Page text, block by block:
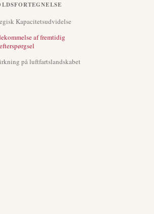
Kapacitetsudvidelse
af fremtidig
på luftfartslandskabet